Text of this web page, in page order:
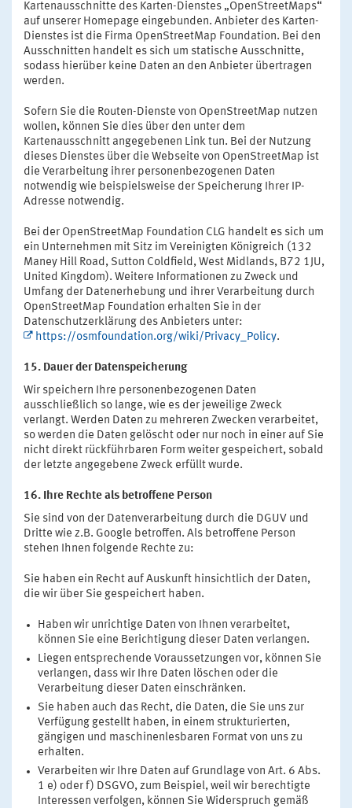
Kartenausschnitte des Karten-Dienstes „OpenStreetMaps“
auf unserer Homepage eingebunden. Anbieter des Karten-
Dienstes ist die Firma OpenStreetMap Foundation. Bei den
Ausschnitten handelt es sich um statische Ausschnitte,
sodass hierüber keine Daten an den Anbieter übertragen
werden.
Sofern Sie die Routen-Dienste von OpenStreetMap nutzen
wollen, können Sie dies über den unter dem
Kartenausschnitt angegebenen Link tun. Bei der Nutzung
dieses Dienstes über die Webseite von OpenStreetMap ist
die Verarbeitung ihrer personenbezogenen Daten
notwendig wie beispielsweise der Speicherung Ihrer IP-
Adresse notwendig.
Bei der OpenStreetMap Foundation CLG handelt es sich um
ein Unternehmen mit Sitz im Vereinigten Königreich (132
Maney Hill Road, Sutton Coldfield, West Midlands, B72 1JU,
United Kingdom). Weitere Informationen zu Zweck und
Umfang der Datenerhebung und ihrer Verarbeitung durch
OpenStreetMap Foundation erhalten Sie in der
Datenschutzerklärung des Anbieters unter:
https://osmfoundation.org/wiki/Privacy_Policy.
15. Dauer der Datenspeicherung
Wir speichern Ihre personenbezogenen Daten
ausschließlich so lange, wie es der jeweilige Zweck
verlangt. Werden Daten zu mehreren Zwecken verarbeitet,
so werden die Daten gelöscht oder nur noch in einer auf Sie
nicht direkt rückführbaren Form weiter gespeichert, sobald
der letzte angegebene Zweck erfüllt wurde.
16. Ihre Rechte als betroffene Person
Sie sind von der Datenverarbeitung durch die DGUV und
Dritte wie z.B. Google betroffen. Als betroffene Person
stehen Ihnen folgende Rechte zu:
Sie haben ein Recht auf Auskunft hinsichtlich der Daten,
die wir über Sie gespeichert haben.
Haben wir unrichtige Daten von Ihnen verarbeitet,
können Sie eine Berichtigung dieser Daten verlangen.
Liegen entsprechende Voraussetzungen vor, können Sie
verlangen, dass wir Ihre Daten löschen oder die
Verarbeitung dieser Daten einschränken.
Sie haben auch das Recht, die Daten, die Sie uns zur
Verfügung gestellt haben, in einem strukturierten,
gängigen und maschinenlesbaren Format von uns zu
erhalten.
Verarbeiten wir Ihre Daten auf Grundlage von Art. 6 Abs.
1 e) oder f) DSGVO, zum Beispiel, weil wir berechtigte
Interessen verfolgen, können Sie Widerspruch gemäß